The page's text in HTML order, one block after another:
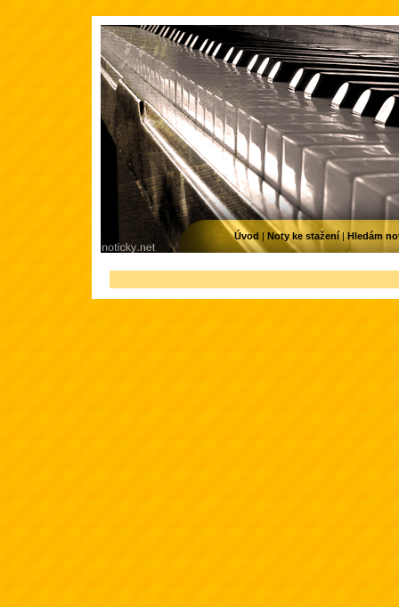
Úvod | Noty ke stažení| Hledám